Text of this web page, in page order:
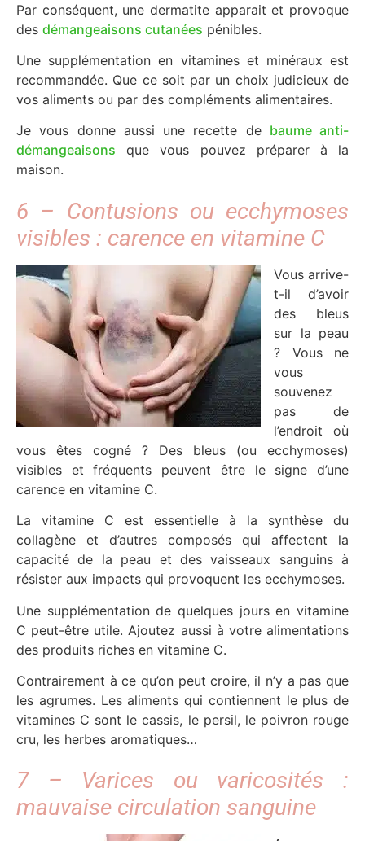
Par conséquent, une dermatite apparait et provoque
des démangeaisons cutanées pénibles.
Une supplémentation en vitamines et minéraux est
recommandée. Que ce soit par un choix judicieux de
vos aliments ou par des compléments alimentaires.
Je vous donne aussi une recette de baume anti-
démangeaisons que vous pouvez préparer à la
maison.
6 – Contusions ou ecchymoses
visibles : carence en vitamine C
Vous arrive-
t-il d’avoir
des bleus
sur la peau
? Vous ne
vous
souvenez
pas de
l’endroit où
vous êtes cogné ? Des bleus (ou ecchymoses)
visibles et fréquents peuvent être le signe d’une
carence en vitamine C.
La vitamine C est essentielle à la synthèse du
collagène et d’autres composés qui affectent la
capacité de la peau et des vaisseaux sanguins à
résister aux impacts qui provoquent les ecchymoses.
Une supplémentation de quelques jours en vitamine
C peut-être utile. Ajoutez aussi à votre alimentations
des produits riches en vitamine C.
Contrairement à ce qu’on peut croire, il n’y a pas que
les agrumes. Les aliments qui contiennent le plus de
vitamines C sont le cassis, le persil, le poivron rouge
cru, les herbes aromatiques…
7 – Varices ou varicosités :
mauvaise circulation sanguine